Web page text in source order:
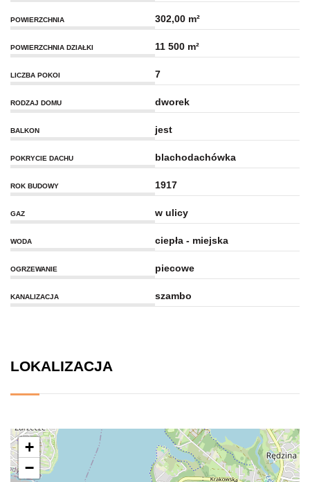
POWIERZCHNIA 302,00 m²
POWIERZCHNIA DZIAŁKI 11 500 m²
LICZBA POKOI 7
RODZAJ DOMU dworek
BALKON jest
POKRYCIE DACHU blachodachówka
ROK BUDOWY 1917
GAZ w ulicy
WODA ciepła - miejska
OGRZEWANIE piecowe
KANALIZACJA szambo
LOKALIZACJA
+
−